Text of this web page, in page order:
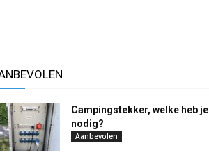
Campingstekker, welke heb je
nodig?
Aanbevolen